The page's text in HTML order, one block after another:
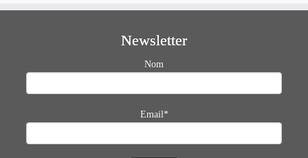
Newsletter
Nom
Email*